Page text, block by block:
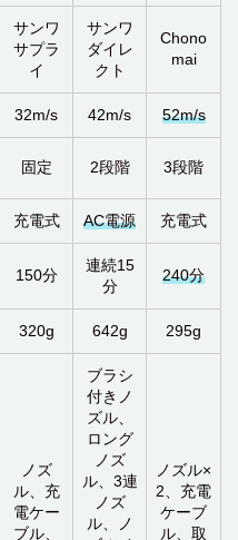
サンワ
サプラ
イ
サンワ
ダイレ
クト
Chono
mai
32m/s 42m/s 52m/s
固定 2段階 3段階
充電式 AC電源 充電式
150分
連続15
分
240分
320g 642g 295g
ノズ
ル、充
電ケー
ブル、
ブラシ
付きノ
ズル、
ロング
ノズ
ル、3連
ノズ
ル、ノ
ノズル×
2、充電
ケーブ
ル、取